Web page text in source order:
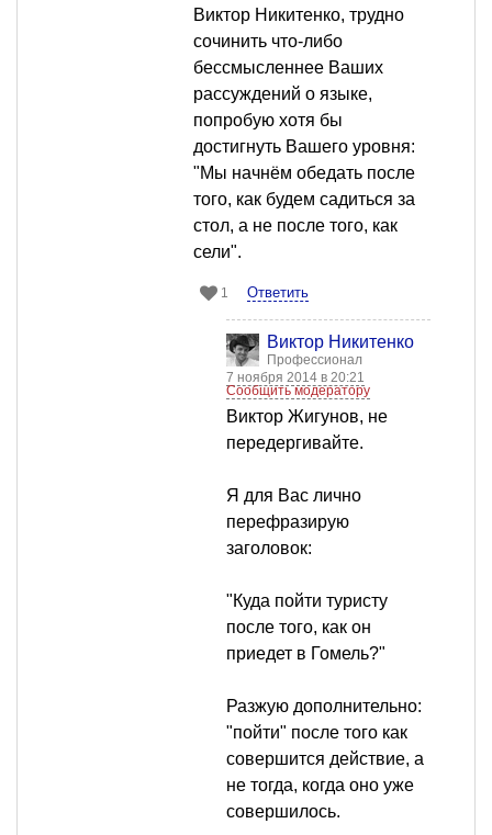
Виктор Никитенко, трудно
сочинить что-либо
бессмысленнее Ваших
рассуждений о языке,
попробую хотя бы
достигнуть Вашего уровня:
"Мы начнём обедать после
того, как будем садиться за
стол, а не после того, как
сели".
1 Ответить
Виктор Никитенко
Профессионал
7 ноября 2014 в 20:21
Сообщить модератору
Виктор Жигунов, не
передергивайте.
Я для Вас лично
перефразирую
заголовок:
"Куда пойти туристу
после того, как он
приедет в Гомель?"
Разжую дополнительно:
"пойти" после того как
совершится действие, а
не тогда, когда оно уже
совершилось.